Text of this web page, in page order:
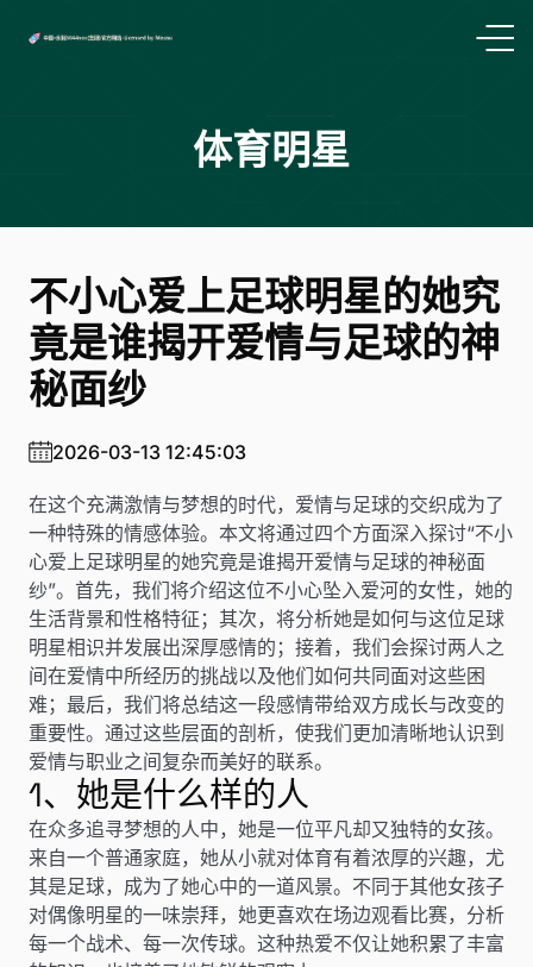
体育明星
不小心爱上足球明星的她究
竟是谁揭开爱情与足球的神
秘面纱
2026-03-13 12:45:03
在这个充满激情与梦想的时代，爱情与足球的交织成为了
一种特殊的情感体验。本文将通过四个方面深入探讨“不小
心爱上足球明星的她究竟是谁揭开爱情与足球的神秘面
纱”。首先，我们将介绍这位不小心坠入爱河的女性，她的
生活背景和性格特征；其次，将分析她是如何与这位足球
明星相识并发展出深厚感情的；接着，我们会探讨两人之
间在爱情中所经历的挑战以及他们如何共同面对这些困
难；最后，我们将总结这一段感情带给双方成长与改变的
重要性。通过这些层面的剖析，使我们更加清晰地认识到
爱情与职业之间复杂而美好的联系。
1、她是什么样的人
在众多追寻梦想的人中，她是一位平凡却又独特的女孩。
来自一个普通家庭，她从小就对体育有着浓厚的兴趣，尤
其是足球，成为了她心中的一道风景。不同于其他女孩子
对偶像明星的一味崇拜，她更喜欢在场边观看比赛，分析
每一个战术、每一次传球。这种热爱不仅让她积累了丰富